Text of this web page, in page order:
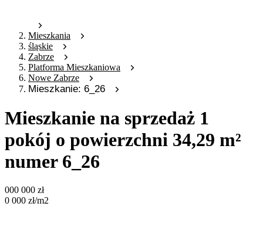
Mieszkania
śląskie
Zabrze
Platforma Mieszkaniowa
Nowe Zabrze
Mieszkanie: 6_26
Mieszkanie na sprzedaż 1
pokój o powierzchni 34,29 m²
numer 6_26
000 000 zł
0 000 zł/m2